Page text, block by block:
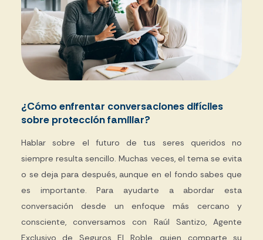
¿Cómo enfrentar conversaciones difíciles
sobre protección familiar?
Hablar sobre el futuro de tus seres queridos no
siempre resulta sencillo. Muchas veces, el tema se evita
o se deja para después, aunque en el fondo sabes que
es importante. Para ayudarte a abordar esta
conversación desde un enfoque más cercano y
consciente, conversamos con Raúl Santizo, Agente
Exclusivo de Seguros El Roble, quien comparte su